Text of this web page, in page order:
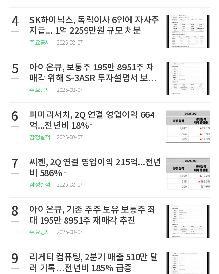
4
SK하이닉스, 독립이사 6인에 자사주
지급... 1억 2259만원 규모 처분
주요공시 2026-08-07
5
아이온큐, 보통주 195만 8951주 재
매각 위해 S-3ASR 투자설명서 보충
서 제출
주요공시 2026-08-07
6
파마리서치, 2Q 연결 영업이익 664
억...전년비 18%↑
잠정실적 2026-08-07
7
씨젠, 2Q 연결 영업이익 215억...전년
비 586%↑
잠정실적 2026-08-07
8
아이온큐, 기존 주주 보유 보통주 최
대 195만 8951주 재매각 추진
주요공시 2026-08-07
9
리게티 컴퓨팅, 2분기 매출 510만 달
러 기록…전년비 185% 급증